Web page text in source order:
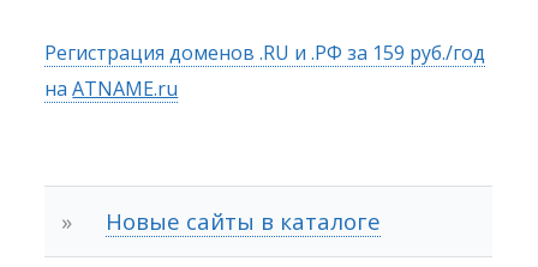
Регистрация доменов .RU и .РФ за 159 руб./год
наATNAME.ru
» Новые сайты в каталоге